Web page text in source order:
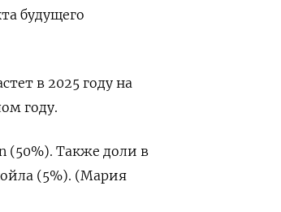
будущего
в 2025 году на
году.
(50%). Также доли в
(5%). (Мария